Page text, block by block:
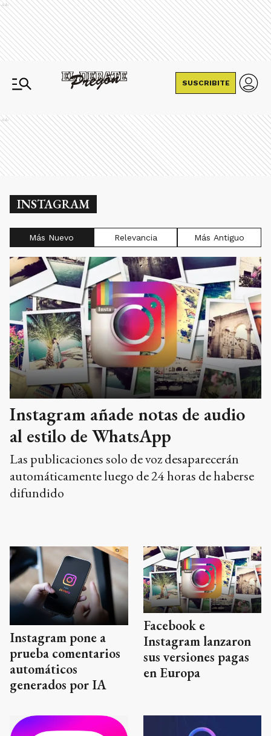
Ads
SUSCRIBITE
Ads
INSTAGRAM
Más Nuevo Relevancia Más Antiguo
Instagram añade notas de audio
al estilo de WhatsApp
Las publicaciones solo de voz desaparecerán
automáticamente luego de 24 horas de haberse
difundido
Instagram pone a
prueba comentarios
automáticos
generados por IA
Facebook e
Instagram lanzaron
sus versiones pagas
en Europa